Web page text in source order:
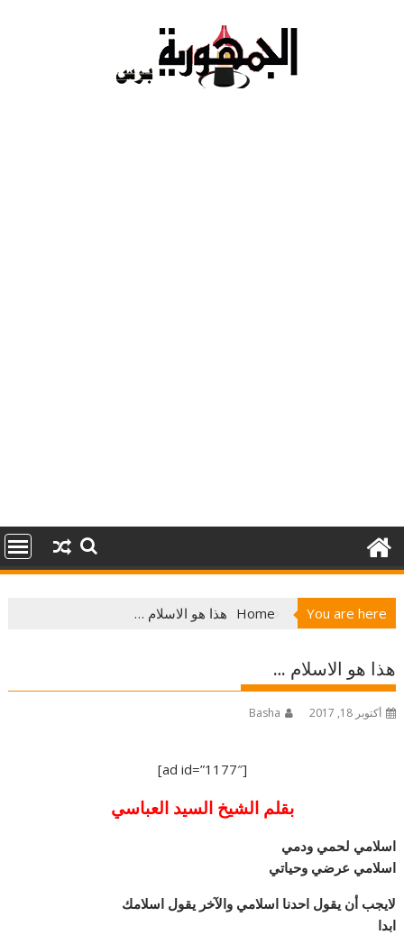
You are here
Home هذا هو الاسلام …
هذا هو الاسلام …
أكتوبر 18, 2017 Basha
[ad id=”1177″]
بقلم الشيخ السيد العباسي
اسلامي لحمي ودمي
اسلامي عرضي وحياتي
لايجب أن يقول احدنا اسلامي والآخر يقول اسلامك
ابدا